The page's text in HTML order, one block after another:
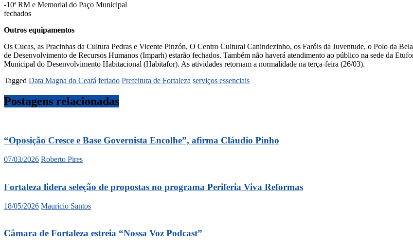
-10ª RM e Memorial do Paço Municipal
fechados
Outros equipamentos
Os Cucas, as Pracinhas da Cultura Pedras e Vicente Pinzón, O Centro Cultural Canindezinho, os Faróis da Juventude, o Polo da
de Desenvolvimento de Recursos Humanos (Imparh) estarão fechados. Também não haverá atendimento ao público na sede da
Municipal do Desenvolvimento Habitacional (Habitafor). As atividades retornam a normalidade na terça-feira (26/03).
Tagged Data Magna do Ceará feriado Prefeitura de Fortaleza serviços essenciais
Postagens relacionadas
“Oposição Cresce e Base Governista Encolhe”, afirma Cláudio Pinho
07/03/2026 Roberto Pires
Fortaleza lidera seleção de propostas no programa Periferia Viva Reformas
18/05/2026 Maurício Santos
Câmara de Fortaleza estreia “Nossa Voz Podcast”